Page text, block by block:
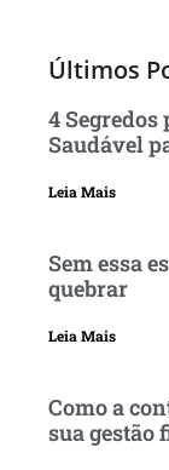
Últimos
4
Saudável
Leia Mais
Sem essa
quebrar
Leia Mais
Como a
sua gestão